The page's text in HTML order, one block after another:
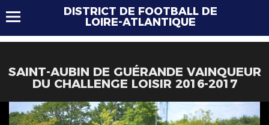
DISTRICT DE FOOTBALL DE
LOIRE-ATLANTIQUE
SAINT-AUBIN DE GUÉRANDE VAINQUEUR
DU CHALLENGE LOISIR 2016-2017